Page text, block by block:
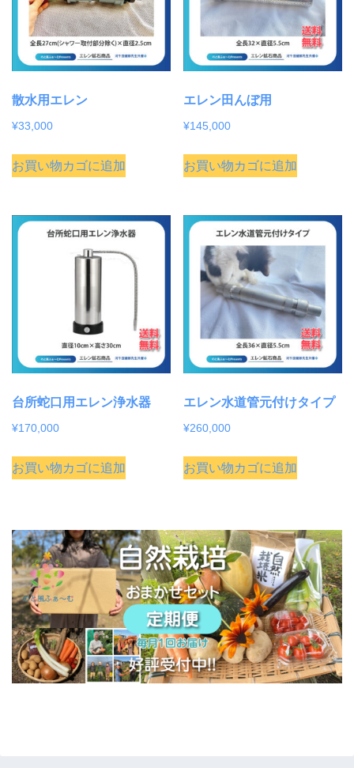
散水用エレン
¥33,000
お買い物カゴに追加
エレン田んぼ用
¥145,000
お買い物カゴに追加
台所蛇口用エレン浄水器
¥170,000
お買い物カゴに追加
エレン水道管元付けタイプ
¥260,000
お買い物カゴに追加